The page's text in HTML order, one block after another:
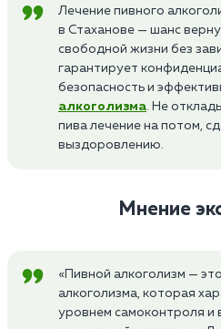
Лечение пивного
в Стаханове — шанс
свободной жизни без
гарантирует
безопасность и
алкоголизма. Не
пива лечение на потом,
выздоровлению.
Мнение
«Пивной алкоголизм —
алкоголизма, которая
уровнем самоконтроля и